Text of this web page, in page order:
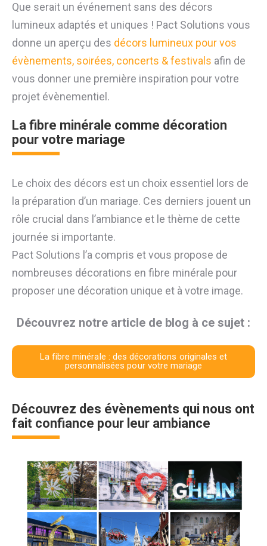
Que serait un événement sans des décors
lumineux adaptés et uniques ! Pact Solutions vous
donne un aperçu des décors lumineux pour vos
évènements, soirées, concerts & festivals afin de
vous donner une première inspiration pour votre
projet évènementiel.
La fibre minérale comme décoration
pour votre mariage
Le choix des décors est un choix essentiel lors de
la préparation d’un mariage. Ces derniers jouent un
rôle crucial dans l’ambiance et le thème de cette
journée si importante.
Pact Solutions l’a compris et vous propose de
nombreuses décorations en fibre minérale pour
proposer une décoration unique et à votre image.
Découvrez notre article de blog à ce sujet :
La fibre minérale : des décorations originales et
personnalisées pour votre mariage
Découvrez des évènements qui nous ont
fait confiance pour leur ambiance